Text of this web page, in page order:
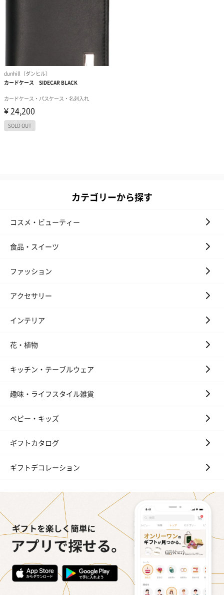
カテゴリーから探す
コスメ・ビューティー
食品・スイーツ
ファッション
アクセサリー
インテリア
花・植物
キッチン・テーブルウェア
趣味・ライフスタイル雑貨
ベビー・キッズ
ギフトカタログ
ギフトデコレーション